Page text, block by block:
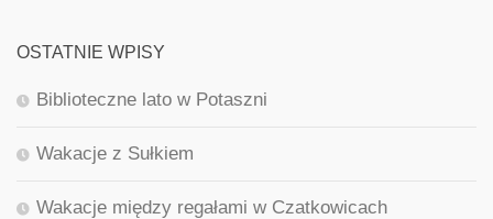
OSTATNIE WPISY
Biblioteczne lato w Potaszni
Wakacje z Sułkiem
Wakacje między regałami w Czatkowicach